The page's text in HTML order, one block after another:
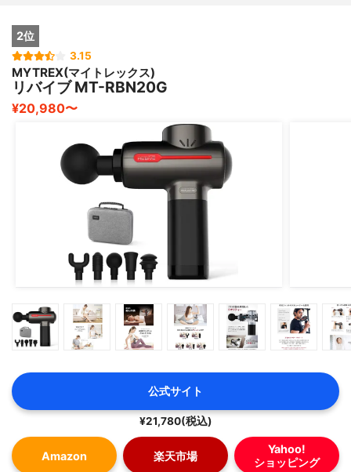
2位
3.15
MYTREX(マイトレックス)
リバイブ MT-RBN20G
¥20,980〜
公式サイト
¥21,780(税込)
Amazon 楽天市場
Yahoo!
ショッピング